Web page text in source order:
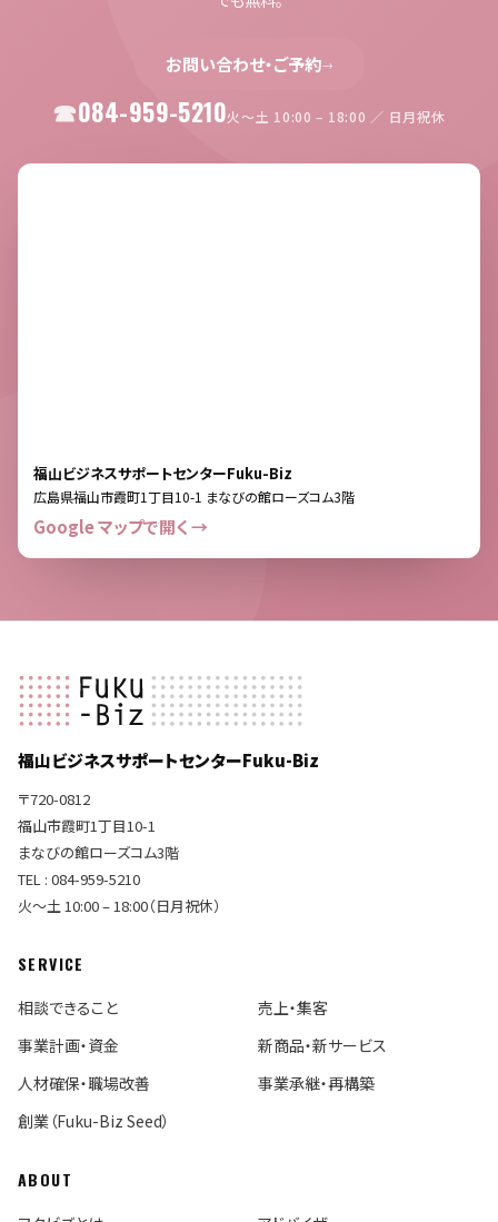
お問い合わせ・ご予約→
084-959-5210火〜土 10:00 – 18:00 ／ 日月祝休
福山ビジネスサポートセンターFuku-Biz
広島県福山市霞町1丁目10-1 まなびの館ローズコム3階
Google マップで開く →
福山ビジネスサポートセンターFuku-Biz
〒720-0812
福山市霞町1丁目10-1
まなびの館ローズコム3階
TEL : 084-959-5210
火〜土 10:00 – 18:00（日月祝休）
SERVICE
相談できること
売上・集客
事業計画・資金
新商品・新サービス
人材確保・職場改善
事業承継・再構築
創業（Fuku-Biz Seed）
ABOUT